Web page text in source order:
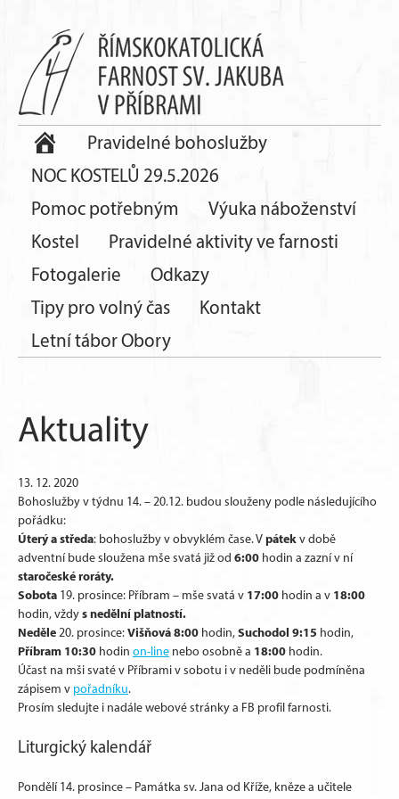
Pravidelné bohoslužby
NOC KOSTELŮ 29.5.2026
Pomoc potřebným
Výuka náboženství
Kostel
Pravidelné aktivity ve farnosti
Fotogalerie
Odkazy
Tipy pro volný čas
Kontakt
Letní tábor Obory
Aktuality
13. 12. 2020
Bohoslužby v týdnu 14. – 20.12. budou slouženy podle následujícího
pořádku:
Úterý a středa: bohoslužby v obvyklém čase. Vpátekv době
adventní bude sloužena mše svatá již od 6:00 hodin a zazní v ní
staročeské roráty.
Sobota 19. prosince: Příbram – mše svatá v 17:00 hodin a v 18:00
hodin, vždys nedělní platností.
Neděle20. prosince:Višňová 8:00 hodin,Suchodol 9:15 hodin,
Příbram 10:30 hodin on-line nebo osobně a 18:00 hodin.
Účast na mši svaté v Příbrami v sobotu i v neděli bude podmíněna
zápisem v pořadníku.
Prosím sledujte i nadále webové stránky a FB profil farnosti.
Liturgický kalendář
Pondělí 14. prosince – Památka sv. Jana od Kříže, kněze a učitele